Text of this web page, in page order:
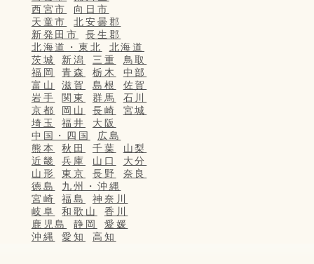
西宮市
向日市
天童市
北安曇郡
新発田市
長生郡
北海道・東北
北海道
茨城
新潟 三重
鳥取
福岡
青森 栃木
中部
富山
滋賀 島根
佐賀
岩手
関東 群馬
石川
京都
岡山 長崎
宮城
埼玉
福井
大阪
中国・四国
広島
熊本
秋田 千葉
山梨
近畿
兵庫 山口
大分
山形
東京 長野
奈良
徳島
九州・沖縄
宮崎
福島
神奈川
岐阜
和歌山
香川
鹿児島
静岡
愛媛
沖縄
愛知 高知